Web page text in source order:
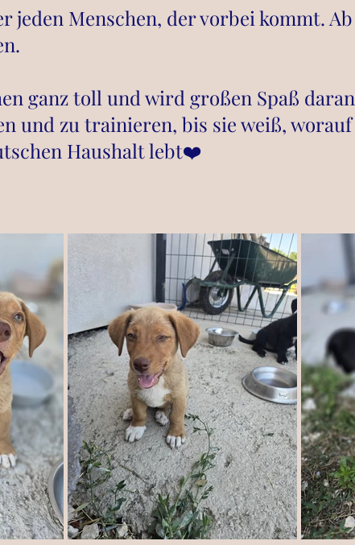
Menschen, der vorbei kommt. Ab
ganz toll und wird großen Spaß daran
und zu trainieren, bis sie weiß, worauf
Haushalt lebt❤️